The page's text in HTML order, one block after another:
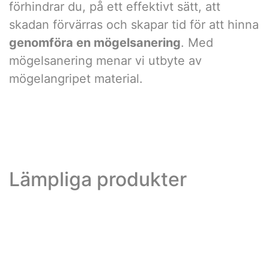
förhindrar du, på ett effektivt sätt, att
skadan förvärras och skapar tid för att hinna
genomföra en mögelsanering. Med
mögelsanering menar vi utbyte av
mögelangripet material.
Lämpliga produkter